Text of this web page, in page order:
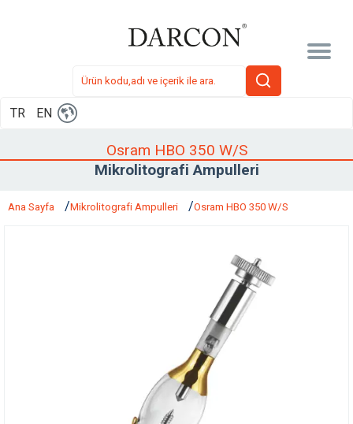
TR EN
Osram HBO 350 W/S
Mikrolitografi Ampulleri
Ana Sayfa Mikrolitografi Ampulleri Osram HBO 350 W/S